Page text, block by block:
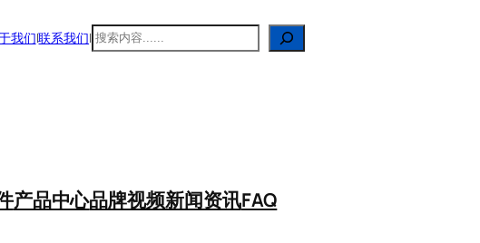
我们|联系我们| 搜
产品中心品牌视频新闻资讯FAQ